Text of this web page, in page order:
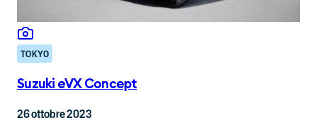
TOKYO
Suzuki eVX Concept
26 ottobre 2023